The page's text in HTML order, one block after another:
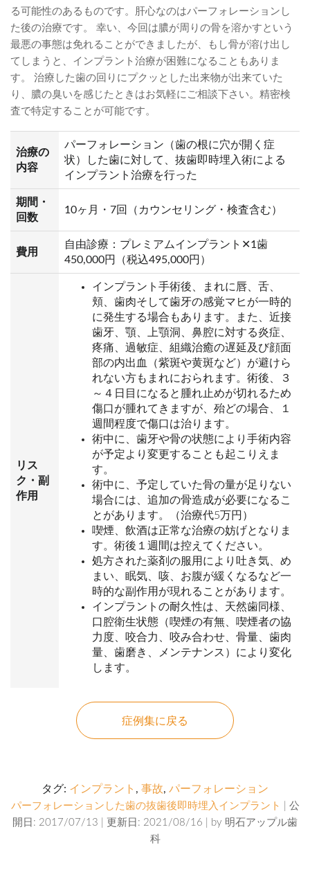
る可能性のあるものです。肝心なのはパーフォレーションし
た後の治療です。 幸い、今回は膿が周りの骨を溶かすという
最悪の事態は免れることができましたが、もし骨が溶け出し
てしまうと、インプラント治療が困難になることもありま
す。 治療した歯の回りにプクッとした出来物が出来ていた
り、膿の臭いを感じたときはお気軽にご相談下さい。精密検
査で特定することが可能です。
治療の
内容
パーフォレーション（歯の根に穴が開く症
状）した歯に対して、抜歯即時埋入術による
インプラント治療を行った
期間・
回数
10ヶ月・7回（カウンセリング・検査含む）
費用
自由診療：プレミアムインプラント✕1歯
450,000円（税込495,000円）
リス
ク・副
作用
インプラント手術後、まれに唇、舌、
頬、歯肉そして歯牙の感覚マヒが一時的
に発生する場合もあります。また、近接
歯牙、顎、上顎洞、鼻腔に対する炎症、
疼痛、過敏症、組織治癒の遅延及び顔面
部の内出血（紫斑や黄斑など）が避けら
れない方もまれにおられます。術後、３
～４日目になると腫れ止めが切れるため
傷口が腫れてきますが、殆どの場合、１
週間程度で傷口は治ります。
術中に、歯牙や骨の状態により手術内容
が予定より変更することも起こりえま
す。
術中に、予定していた骨の量が足りない
場合には、追加の骨造成が必要になるこ
とがあります。（治療代5万円）
喫煙、飲酒は正常な治療の妨げとなりま
す。術後１週間は控えてください。
処方された薬剤の服用により吐き気、め
まい、眠気、咳、お腹が緩くなるなど一
時的な副作用が現れることがあります。
インプラントの耐久性は、天然歯同様、
口腔衛生状態（喫煙の有無、喫煙者の協
力度、咬合力、咬み合わせ、骨量、歯肉
量、歯磨き、メンテナンス）により変化
します。
症例集に戻る
タグ: インプラント , 事故, パーフォレーション
パーフォレーションした歯の抜歯後即時埋入インプラント
| 公
開日: 2017/07/13 | 更新日: 2021/08/16 | by 明石アップル歯
科